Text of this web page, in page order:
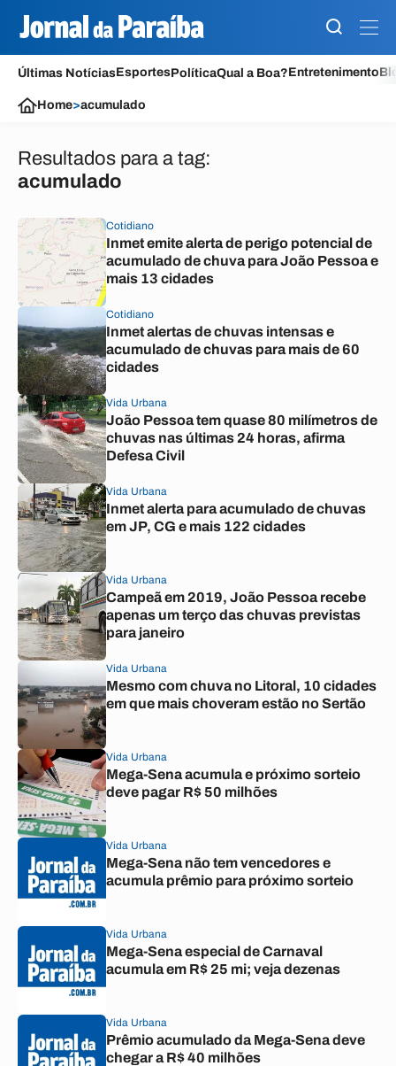
Últimas NotíciasEsportesPolíticaQual a Boa?Entretenimento
Home>acumulado
Resultados para a tag:
acumulado
Cotidiano
Inmet emite alerta de perigo potencial de
acumulado de chuva para João Pessoa e
mais 13 cidades
Cotidiano
Inmet alertas de chuvas intensas e
acumulado de chuvas para mais de 60
cidades
Vida Urbana
João Pessoa tem quase 80 milímetros de
chuvas nas últimas 24 horas, afirma
Defesa Civil
Vida Urbana
Inmet alerta para acumulado de chuvas
em JP, CG e mais 122 cidades
Vida Urbana
Campeã em 2019, João Pessoa recebe
apenas um terço das chuvas previstas
para janeiro
Vida Urbana
Mesmo com chuva no Litoral, 10 cidades
em que mais choveram estão no Sertão
Vida Urbana
Mega-Sena acumula e próximo sorteio
deve pagar R$ 50 milhões
Vida Urbana
Mega-Sena não tem vencedores e
acumula prêmio para próximo sorteio
Vida Urbana
Mega-Sena especial de Carnaval
acumula em R$ 25 mi; veja dezenas
Vida Urbana
Prêmio acumulado da Mega-Sena deve
chegar a R$ 40 milhões